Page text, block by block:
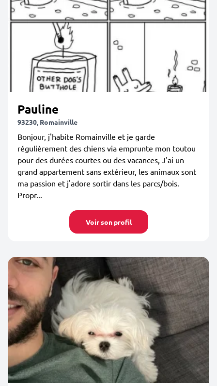
Pauline
93230, Romainville
Bonjour, j'habite Romainville et je garde
régulièrement des chiens via emprunte mon toutou
pour des durées courtes ou des vacances, J'ai un
grand appartement sans extérieur, les animaux sont
ma passion et j'adore sortir dans les parcs/bois.
Propr...
Voir son profil